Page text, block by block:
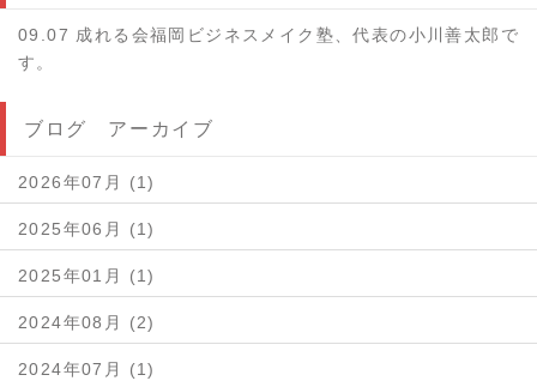
09.07 成れる会福岡ビジネスメイク塾、代表の小川善太郎で
す。
ブログ アーカイブ
2026年07月 (1)
2025年06月 (1)
2025年01月 (1)
2024年08月 (2)
2024年07月 (1)